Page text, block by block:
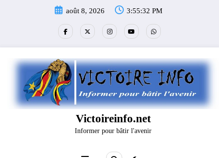
août 8, 2026 3:55:32 PM
Victoireinfo.net
Informer pour bâtir l'avenir